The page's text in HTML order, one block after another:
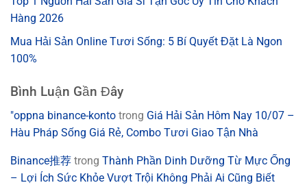
Hàng 2026
Mua Hải Sản Online Tươi Sống: 5 Bí Quyết Đặt Là Ngon
100%
Bình Luận Gần Đây
"oppna binance-konto trong Giá Hải Sản Hôm Nay 10/07 –
Hàu Pháp Sống Giá Rẻ, Combo Tươi Giao Tận Nhà
Binance推荐 trong Thành Phần Dinh Dưỡng Từ Mực Ống
– Lợi Ích Sức Khỏe Vượt Trội Không Phải Ai Cũng Biết